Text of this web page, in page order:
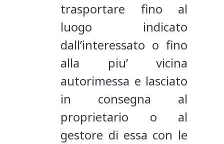
trasportare fino al
luogo indicato
dall’interessato o fino
alla piu’ vicina
autorimessa e lasciato
in consegna al
proprietario o al
gestore di essa con le